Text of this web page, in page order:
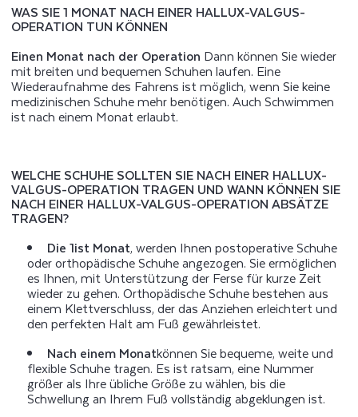
WAS SIE 1 MONAT NACH EINER HALLUX-VALGUS-
OPERATION TUN KÖNNEN
Einen Monat nach der Operation Dann können Sie wieder
mit breiten und bequemen Schuhen laufen. Eine
Wiederaufnahme des Fahrens ist möglich, wenn Sie keine
medizinischen Schuhe mehr benötigen. Auch Schwimmen
ist nach einem Monat erlaubt.
WELCHE SCHUHE SOLLTEN SIE NACH EINER HALLUX-
VALGUS-OPERATION TRAGEN UND WANN KÖNNEN SIE
NACH EINER HALLUX-VALGUS-OPERATION ABSÄTZE
TRAGEN?
Die 1ist Monat, werden Ihnen postoperative Schuhe
oder orthopädische Schuhe angezogen. Sie ermöglichen
es Ihnen, mit Unterstützung der Ferse für kurze Zeit
wieder zu gehen. Orthopädische Schuhe bestehen aus
einem Klettverschluss, der das Anziehen erleichtert und
den perfekten Halt am Fuß gewährleistet.
Nach einem Monatkönnen Sie bequeme, weite und
flexible Schuhe tragen. Es ist ratsam, eine Nummer
größer als Ihre übliche Größe zu wählen, bis die
Schwellung an Ihrem Fuß vollständig abgeklungen ist.